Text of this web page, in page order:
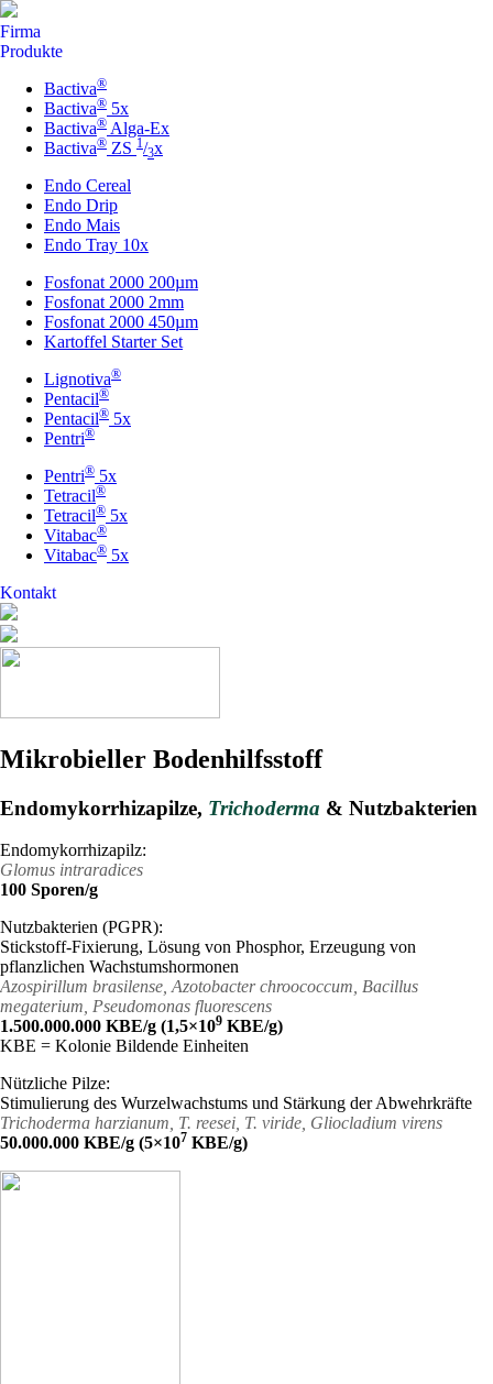
Firma
Produkte
Bactiva®
Bactiva® 5x
Bactiva® Alga-Ex
Bactiva® ZS 1/3x
Endo Cereal
Endo Drip
Endo Mais
Endo Tray 10x
Fosfonat 2000 200µm
Fosfonat 2000 2mm
Fosfonat 2000 450µm
Kartoffel Starter Set
Lignotiva®
Pentacil®
Pentacil® 5x
Pentri®
Pentri® 5x
Tetracil®
Tetracil® 5x
Vitabac®
Vitabac® 5x
Kontakt
Mikrobieller Bodenhilfsstoff
Endomykorrhizapilze, Trichoderma & Nutzbakterien
Endomykorrhizapilz:
Glomus intraradices
100 Sporen/g
Nutzbakterien (PGPR):
Stickstoff-Fixierung, Lösung von Phosphor, Erzeugung von
pflanzlichen Wachstumshormonen
Azospirillum brasilense, Azotobacter chroococcum, Bacillus
megaterium, Pseudomonas fluorescens
1.500.000.000 KBE/g (1,5×109 KBE/g)
KBE = Kolonie Bildende Einheiten
Nützliche Pilze:
Stimulierung des Wurzelwachstums und Stärkung der Abwehrkräfte
Trichoderma harzianum, T. reesei, T. viride, Gliocladium virens
50.000.000 KBE/g (5×107 KBE/g)